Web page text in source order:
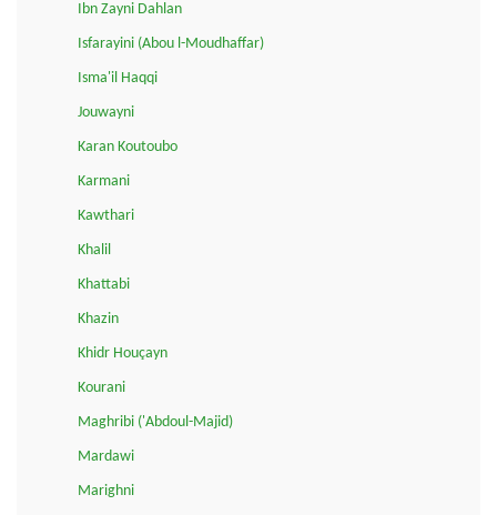
Ibn Zayni Dahlan
Isfarayini (Abou l-Moudhaffar)
Isma'il Haqqi
Jouwayni
Karan Koutoubo
Karmani
Kawthari
Khalil
Khattabi
Khazin
Khidr Houçayn
Kourani
Maghribi ('Abdoul-Majid)
Mardawi
Marighni